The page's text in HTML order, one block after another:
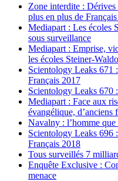
Zone interdite : Dérives
plus en plus de
Mediapart : Les écoles
sous surveillance
Mediapart : Emprise,
les écoles Steiner-
Scientology Leaks 671
Français 2017
Scientology Leaks 670
Mediapart : Face aux
évangélique, d’anciens
Navalny : l’homme que
Scientology Leaks 696
Français 2018
Tous surveillés 7
Enquête Exclusive :
menace